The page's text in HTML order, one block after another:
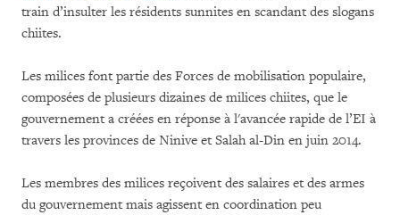
train d’insulter les résidents sunnites en scandant des slogans
chiites.
Les milices font partie des Forces de mobilisation populaire,
composées de plusieurs dizaines de milices chiites, que le
gouvernement a créées en réponse à l'avancée rapide de l’EI à
travers les provinces de Ninive et Salah al-Din en juin 2014.
Les membres des milices reçoivent des salaires et des armes
du gouvernement mais agissent en coordination peu